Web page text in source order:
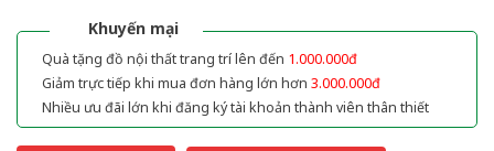
Khuyến mại
Quà tặng đồ nội thất trang trí lên đến 1.000.000đ
Giảm trực tiếp khi mua đơn hàng lớn hơn 3.000.000đ
Nhiều ưu đãi lớn khi đăng ký tài khoản thành viên thân thiết